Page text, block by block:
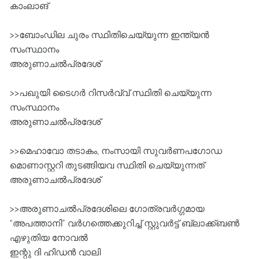
കാംലാങ്‌
>>ബോംഡില ചുരം സ്ഥിതിചെയ്യുന്ന ഇന്ത്യൻ
സംസ്ഥാനം
അരുണാചൽപ്രദേശ്‌
>>പഖുയി ടൈഗർ റിസർവ്വ്‌ സ്ഥിതി ചെയ്യുന്ന
സംസ്ഥാനം
അരുണാചൽപ്രദേശ്‌
>>മെഹാവോ തടാകം, നംസായി സുവർണപഗോഡ
മൊണാസ്റ്ററി തുടങ്ങിയവ സ്ഥിതി ചെയ്യുന്നത്‌
അരുണാചൽപ്രദേശ്‌
>>അരുണാചൽപ്രദേശിലെ ഗോത്രവർഗ്ഗമായ
“അപത്താനി” വർഗത്തെക്കുറിച്ച്‌ സ്റ്റുവർട്ട്‌ ബ്ലാക്ക്ബൺ
എഴുതിയ നോവൽ
ഇന്റു ദി ഹിഡൻ വാലി